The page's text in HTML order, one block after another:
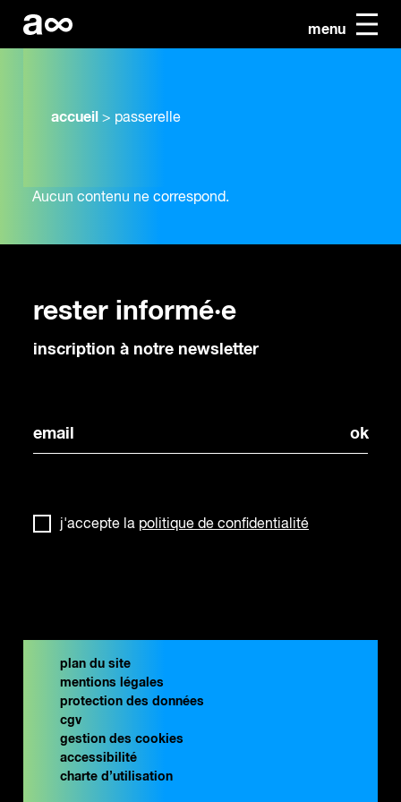
menu
accueil > passerelle
Aucun contenu ne correspond.
rester informé·e
inscription à notre newsletter
j'accepte la politique de confidentialité
plan du site
mentions légales
protection des données
cgv
gestion des cookies
accessibilité
charte d’utilisation